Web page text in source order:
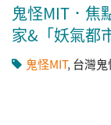
鬼怪MIT．焦
家&「妖氣都
鬼怪MIT, 台灣